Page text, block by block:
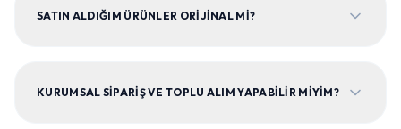
SATIN ALDIĞIM ÜRÜNLER ORIJINAL MI?
KURUMSAL SIPARIŞ VE TOPLU ALIM YAPABILIR MIYIM?